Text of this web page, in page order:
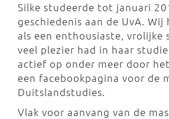
Silke studeerde tot januari
geschiedenis aan de UvA.
als een enthousiaste, vrolijke
veel plezier had in haar
actief op onder meer door
een facebookpagina voor de
Duitslandstudies.
Vlak voor aanvang van de